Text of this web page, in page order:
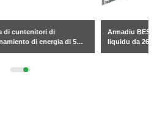
Armadiu BESS raffreddatu à
liquidu da 261 kW